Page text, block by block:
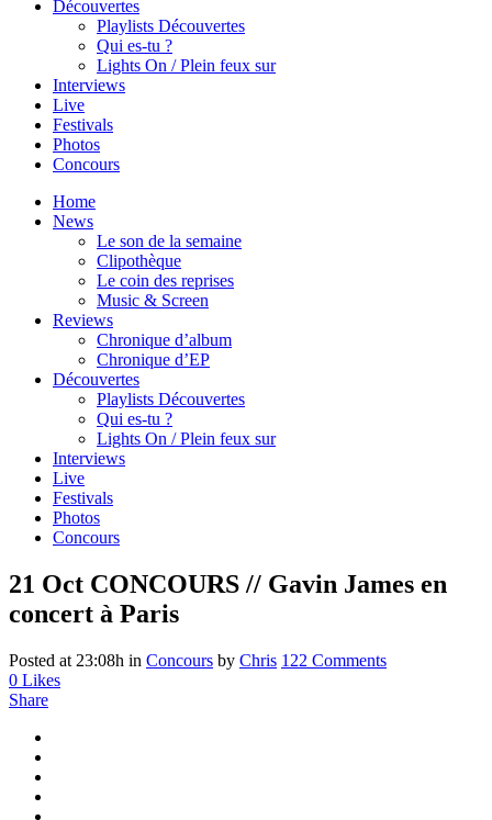
Découvertes
Playlists Découvertes
Qui es-tu ?
Lights On / Plein feux sur
Interviews
Live
Festivals
Photos
Concours
Home
News
Le son de la semaine
Clipothèque
Le coin des reprises
Music & Screen
Reviews
Chronique d’album
Chronique d’EP
Découvertes
Playlists Découvertes
Qui es-tu ?
Lights On / Plein feux sur
Interviews
Live
Festivals
Photos
Concours
21 Oct CONCOURS // Gavin James en
concert à Paris
Posted at 23:08h in Concours by Chris 122 Comments
0 Likes
Share